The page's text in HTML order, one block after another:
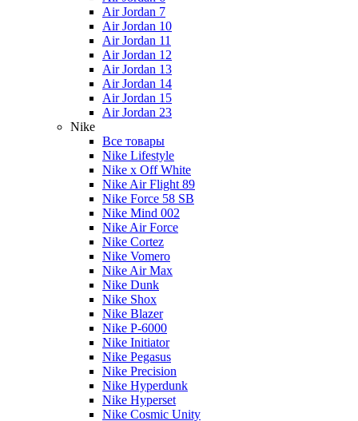
Air Jordan 7
Air Jordan 10
Air Jordan 11
Air Jordan 12
Air Jordan 13
Air Jordan 14
Air Jordan 15
Air Jordan 23
Nike
Все товары
Nike Lifestyle
Nike x Off White
Nike Air Flight 89
Nike Force 58 SB
Nike Mind 002
Nike Air Force
Nike Cortez
Nike Vomero
Nike Air Max
Nike Dunk
Nike Shox
Nike Blazer
Nike P-6000
Nike Initiator
Nike Pegasus
Nike Precision
Nike Hyperdunk
Nike Hyperset
Nike Cosmic Unity